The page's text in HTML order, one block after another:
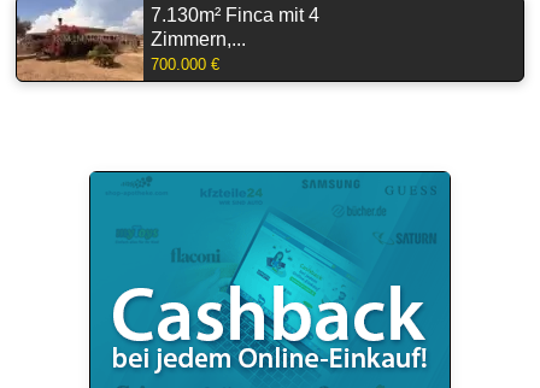
7.130m² Finca mit 4
Zimmern,...
700.000 €